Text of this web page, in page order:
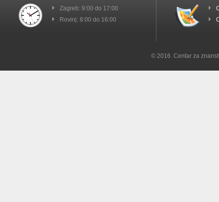
Zagreb: 9:00 do 17:00
Rovinj: 8:00 do 16:00
© 2016. Centar za